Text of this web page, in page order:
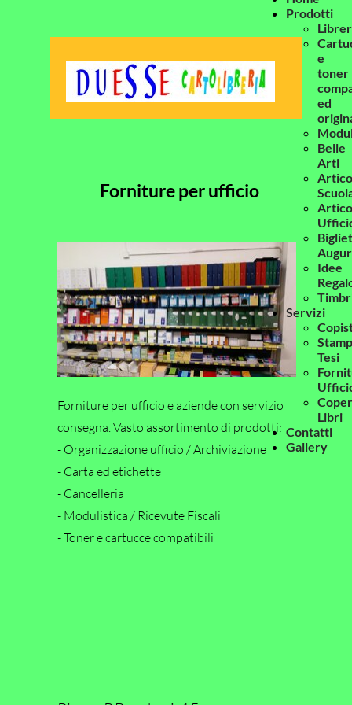
Forniture per ufficio
Forniture per ufficio e aziende con servizio
consegna. Vasto assortimento di prodotti:
- Organizzazione ufficio / Archiviazione
- Carta ed etichette
- Cancelleria
- Modulistica / Ricevute Fiscali
- Toner e cartucce compatibili
Prodotti
e
toner
ed
Belle
Arti
Idee
Servizi
Tesi
Libri
Contatti
Gallery